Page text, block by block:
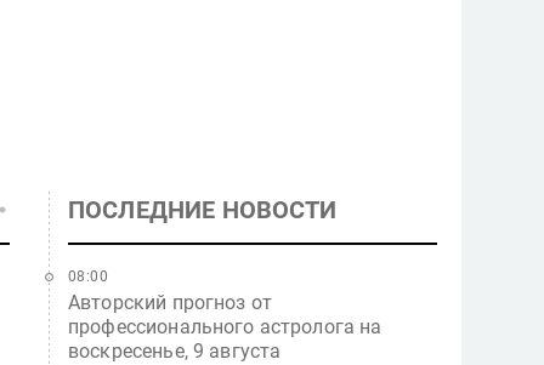
ПОСЛЕДНИЕ НОВОСТИ
Авторский прогноз от
профессионального астролога на
воскресенье, 9 августа
08:00